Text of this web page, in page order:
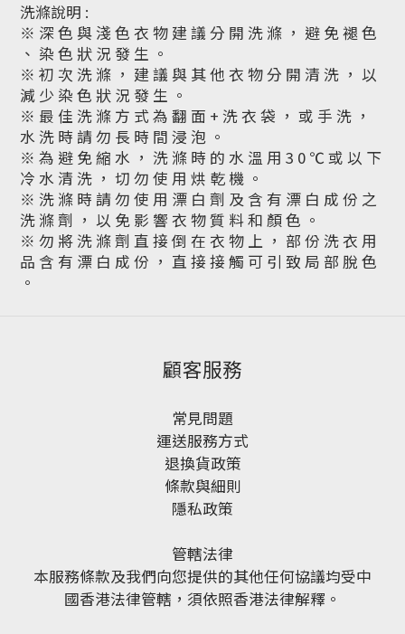
洗滌說明 :
※ 深 色 與 淺 色 衣 物 建 議 分 開 洗 滌 ， 避 免 褪 色
、 染 色 狀 況 發 生 。
※ 初 次 洗 滌 ， 建 議 與 其 他 衣 物 分 開 清 洗 ， 以
減 少 染 色 狀 況 發 生 。
※ 最 佳 洗 滌 方 式 為 翻 面 + 洗 衣 袋 ， 或 手 洗 ，
水 洗 時 請 勿 長 時 間 浸 泡 。
※ 為 避 免 縮 水 ， 洗 滌 時 的 水 溫 用 3 0 ℃ 或 以 下
冷 水 清 洗 ， 切 勿 使 用 烘 乾 機 。
※ 洗 滌 時 請 勿 使 用 漂 白 劑 及 含 有 漂 白 成 份 之
洗 滌 劑 ， 以 免 影 響 衣 物 質 料 和 顏 色 。
※ 勿 將 洗 滌 劑 直 接 倒 在 衣 物 上 ， 部 份 洗 衣 用
品 含 有 漂 白 成 份 ， 直 接 接 觸 可 引 致 局 部 脫 色
。
顧客服務
常見問題
運送服務方式
退換貨政策
條款與細則
隱私政策
管轄法律
本服務條款及我們向您提供的其他任何協議均受中
國香港法律管轄，須依照香港法律解釋。